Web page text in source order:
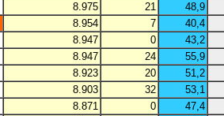
8.975 21
48,9
8.954 7
40,4
8.947 0
43,2
8.947 24
55,9
8.923 20
51,2
8.903 32
53,1
8.871 0
47,4